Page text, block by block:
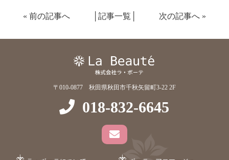
« 前の記事へ 記事一覧 次の記事へ »
〒010-0877 秋田県秋田市千秋矢留町3-22 2F
018-832-6645